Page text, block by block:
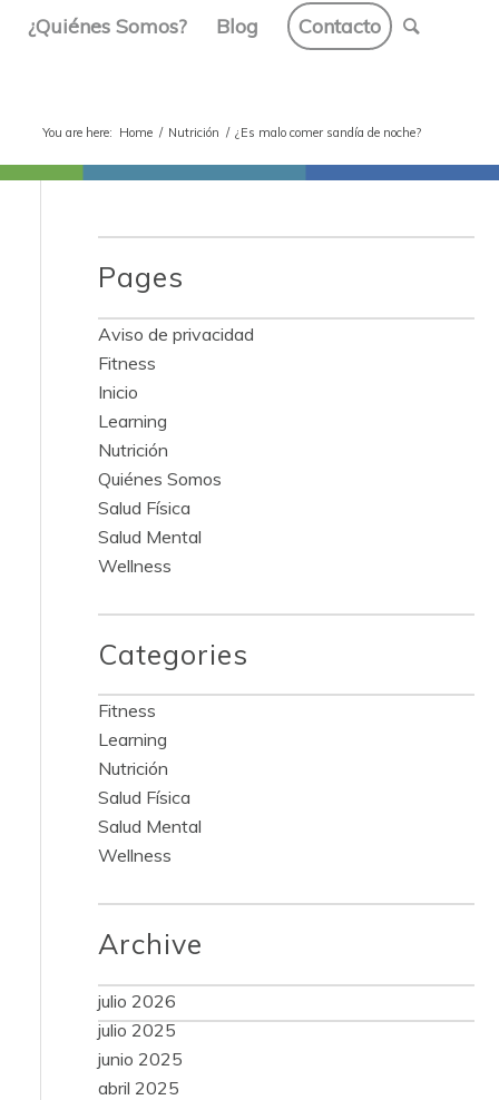
¿Quiénes Somos? Blog Contacto
You are here: Home / Nutrición / ¿Es malo comer sandía de noche?
Pages
Aviso de privacidad
Fitness
Inicio
Learning
Nutrición
Quiénes Somos
Salud Física
Salud Mental
Wellness
Categories
Fitness
Learning
Nutrición
Salud Física
Salud Mental
Wellness
Archive
julio 2026
julio 2025
junio 2025
abril 2025